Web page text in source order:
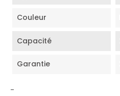
Couleur
Capacité
Garantie
-